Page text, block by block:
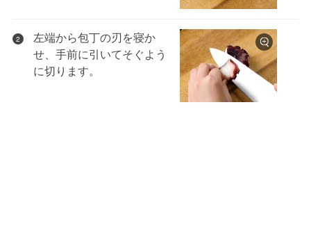
2
左端から包丁の刃を寝か
せ、手前に引いてそぐよう
に切ります。